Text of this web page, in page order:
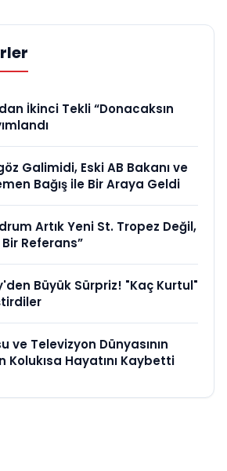
İkinci Tekli “Donacaksın
Galimidi, Eski AB Bakanı ve
Bağış ile Bir Araya Geldi
Artık Yeni St. Tropez Değil,
Referans”
Büyük Sürpriz! "Kaç Kurtul"
ve Televizyon Dünyasının
Kolukısa Hayatını Kaybetti